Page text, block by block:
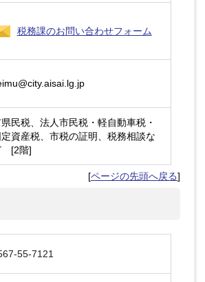
税務課のお問い合わせフォーム
民税、法人市民税・軽自動車税・
定資産税、市税の証明、税務相談な
[2階]
[ページの先頭へ戻る]
55-7121